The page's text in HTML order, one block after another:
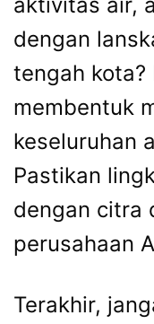
dengan
tengah kota?
membentuk
keseluruhan
Pastikan
dengan citra
perusahaan
Terakhir,